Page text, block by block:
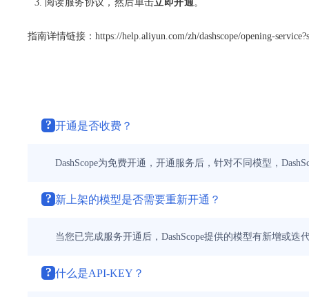
阅读服务协议，然后单击立即开通 。
指南详情链接：https://help.aliyun.com/zh/dashscope/opening-
? 开通是否收费？
DashScope为免费开通，开通服务后，针对不同模型，
? 新上架的模型是否需要重新开通？
当您已完成服务开通后，DashScope提供的模型有新增或
? 什么是API-KEY？